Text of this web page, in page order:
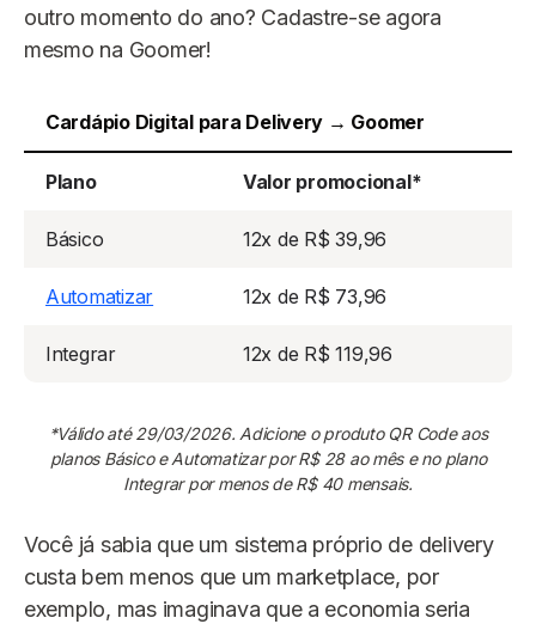
outro momento do ano? Cadastre-se agora
mesmo na Goomer!
Cardápio Digital para Delivery → Goomer
Plano Valor promocional*
Básico 12x de R$ 39,96
Automatizar 12x de R$ 73,96
Integrar 12x de R$ 119,96
*Válido até 29/03/2026. Adicione o produto QR Code aos
planos Básico e Automatizar por R$ 28 ao mês e no plano
Integrar por menos de R$ 40 mensais.
Você já sabia que um sistema próprio de delivery
custa bem menos que um marketplace, por
exemplo, mas imaginava que a economia seria